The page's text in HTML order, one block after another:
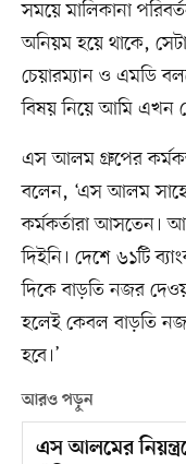
সময়ে মালিকানা
অনিয়ম হয়ে থাকে,
চেয়ারম্যান ও এমডি
বিষয় নিয়ে আমি এখন
এস আলম গ্রুপের
বলেন, ‘এস আলম
কর্মকর্তারা আসতেন।
দিইনি। দেশে ৬১টি
দিকে বাড়তি নজর
হলেই কেবল বাড়তি
হবে।’
আরও পড়ুন
এস আলমের